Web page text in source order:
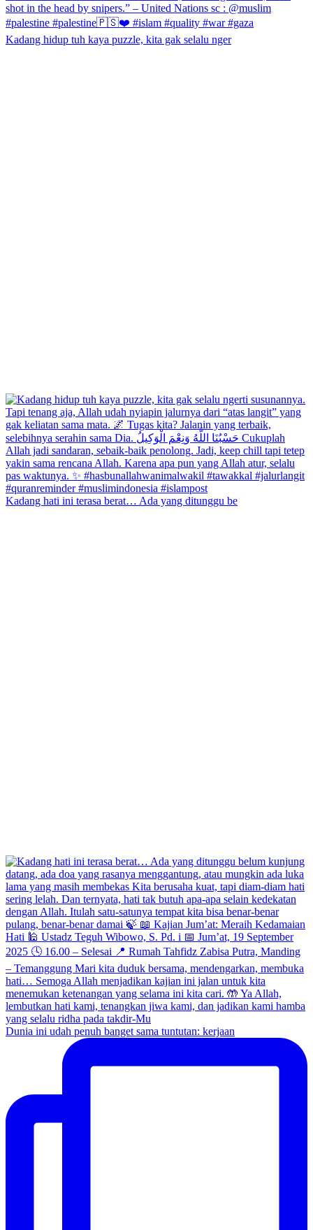
Kadang hidup tuh kaya puzzle, kita gak selalu nger
Kadang hati ini terasa berat… Ada yang ditunggu be
Dunia ini udah penuh banget sama tuntutan: kerjaan